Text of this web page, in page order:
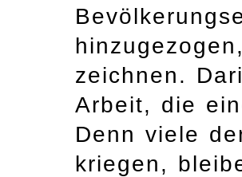
zeichnen.
Arbeit, die
Denn viele
kriegen,